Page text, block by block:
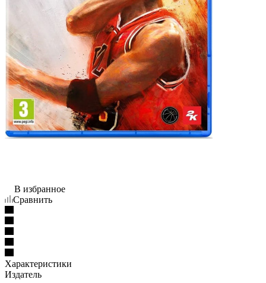
В избранное
Сравнить
Характеристики
Издатель